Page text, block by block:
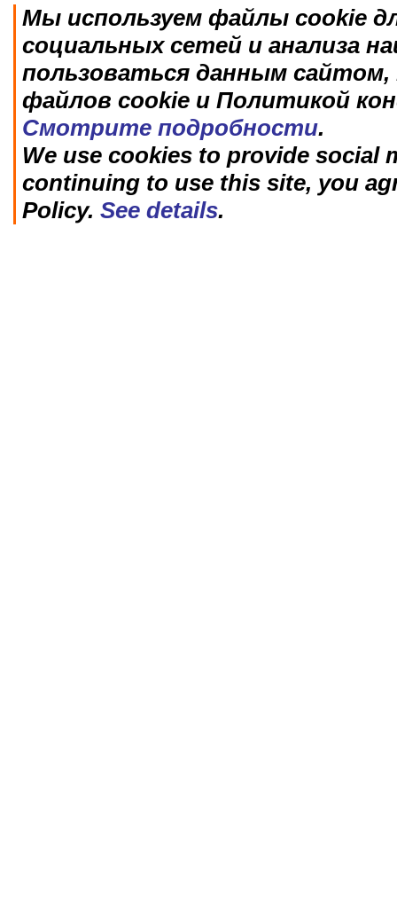
Мы используем файлы cookie
социальных сетей и анализа
пользоваться данным
файлов cookie и Политикой
Смотрите подробности.
We use cookies to provide social
continuing to use this site, you
Policy. See details.